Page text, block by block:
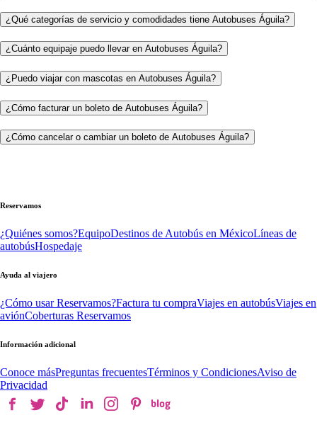
¿Qué categorías de servicio y comodidades tiene Autobuses Águila?
¿Cuánto equipaje puedo llevar en Autobuses Águila?
¿Puedo viajar con mascotas en Autobuses Águila?
¿Cómo facturar un boleto de Autobuses Águila?
¿Cómo cancelar o cambiar un boleto de Autobuses Águila?
Reservamos
¿Quiénes somos?EquipoDestinos de Autobús en MéxicoLíneas de
autobúsHospedaje
Ayuda al viajero
¿Cómo usar Reservamos?Factura tu compraViajes en autobúsViajes en
aviónCoberturas Reservamos
Información adicional
Conoce másPreguntas frecuentesTérminos y CondicionesAviso de
Privacidad